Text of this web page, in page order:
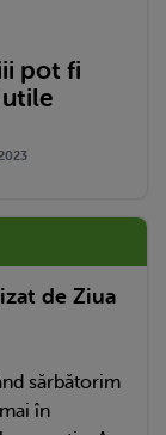
pot fi
de Ziua
sărbătorim
în